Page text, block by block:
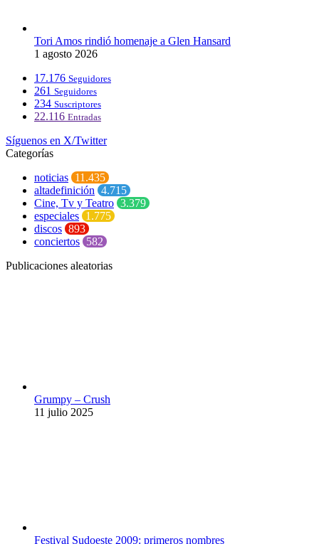
Tori Amos rindió homenaje a Glen Hansard
1 agosto 2026
17.176 Seguidores
261 Seguidores
234 Suscriptores
22.116 Entradas
Síguenos en X/Twitter
Categorías
noticias 11.435
altadefinición 4.715
Cine, Tv y Teatro 3.379
especiales 1.775
discos 893
conciertos 582
Publicaciones aleatorias
Grumpy – Crush
11 julio 2025
Festival Sudoeste 2009: primeros nombres